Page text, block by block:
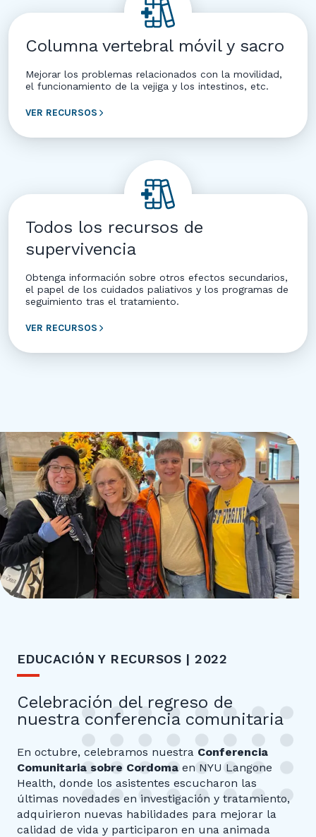
Columna vertebral móvil y sacro
Mejorar los problemas relacionados con la movilidad,
el funcionamiento de la vejiga y los intestinos, etc.
VER RECURSOS
Todos los recursos de
supervivencia
Obtenga información sobre otros efectos secundarios,
el papel de los cuidados paliativos y los programas de
seguimiento tras el tratamiento.
VER RECURSOS
EDUCACIÓN Y RECURSOS | 2022
Celebración del regreso de
nuestra conferencia comunitaria
En octubre, celebramos nuestra Conferencia
Comunitaria sobre Cordoma en NYU Langone
Health, donde los asistentes escucharon las
últimas novedades en investigación y tratamiento,
adquirieron nuevas habilidades para mejorar la
calidad de vida y participaron en una animada